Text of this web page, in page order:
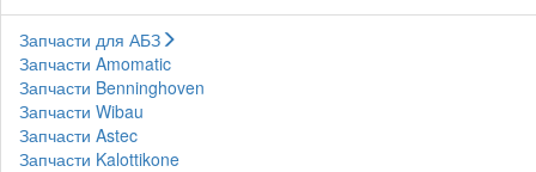
Запчасти для АБЗ
Запчасти Amomatic
Запчасти Benninghoven
Запчасти Wibau
Запчасти Astec
Запчасти Kalottikone